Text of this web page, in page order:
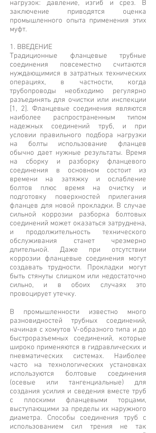
нагрузок: давление, изгиб и срез. В
заключение приводятся оценка
промышленного опыта применения этих
муфт.
1. ВВЕДЕНИЕ
Традиционные фланцевые трубные
соединения повсеместно считаются
нуждающимися в затратных технических
операциях, в частности, когда
трубопроводы необходимо регулярно
разъединять для очистки или инспекции
[1, 2]. Фланцевые соединения являются
наиболее распространенным типом
надежных соединений труб, и при
условии правильного подбора нагрузки
на болты использование фланцев
обычно дает нужные результаты. Время
на сборку и разборку фланцевого
соединения в основном состоит из
времени на затяжку и ослабление
болтов плюс время на очистку и
подготовку поверхностей прилегания
фланцев для новой прокладки. В случае
сильной коррозии разборка болтовых
соединений может оказаться затруднена,
и продолжительность технического
обслуживания станет чрезмерно
длительной. Даже при отсутствии
коррозии фланцевые соединения могут
создавать трудности. Прокладки могут
быть стянуты слишком или недостаточно
сильно, и в обоих случаях это
провоцирует утечку.
В промышленности известно много
разновидностей трубных соединений,
начиная с хомутов V-образного типа и до
быстроразъемных соединений, которые
широко применяются в гидравлических и
пневматических системах. Наиболее
часто на технологических установках
используются болтовые соединения
(осевые или тангенциальные) для
создания усилия и сведения вместе труб
с плоскими фланцевыми торцами,
выступающими за пределы их наружного
диаметра. Способы соединения труб с
использованием сил трения не так